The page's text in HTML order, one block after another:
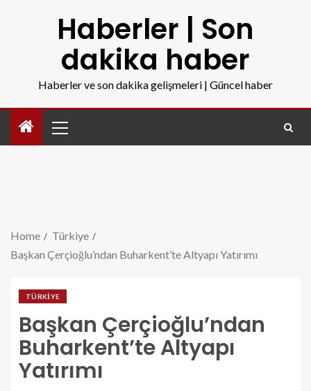
Haberler | Son
dakika haber
Haberler ve son dakika gelişmeleri | Güncel haber
Home
Türkiye
Başkan Çerçioğlu’ndan Buharkent’te Altyapı Yatırımı
TÜRKIYE
Başkan Çerçioğlu’ndan
Buharkent’te Altyapı
Yatırımı
baskan-cercioglundan-buharkentte-altyapi-